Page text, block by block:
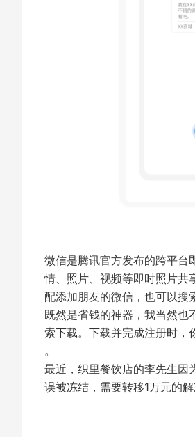
微信是腾讯官方发布的跨平台
情、照片、视频等即时照片共
配添加朋友的微信，也可以搜
既然是省钱的神器，我当然也
索下载。下载并完成注册时，
。
最近，织里餐饮店的李先生因
误被冻结，需要转移1万元的